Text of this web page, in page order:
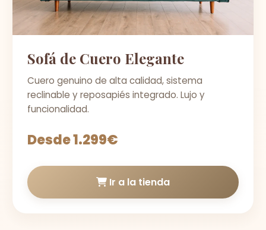
Sofá de Cuero Elegante
Cuero genuino de alta calidad, sistema
reclinable y reposapiés integrado. Lujo y
funcionalidad.
Desde 1.299€
Ir a la tienda